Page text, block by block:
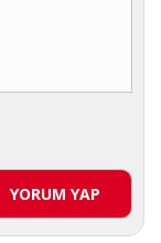
YORUM YAP